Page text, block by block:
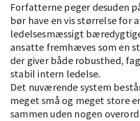
Forfatterne peger desuden
bør have en vis størrelse for
ledelsesmæssigt
ansatte fremhæves som en
der giver både robusthed,
stabil intern ledelse.
Det nuværende system
meget små og meget store
sammen uden nogen